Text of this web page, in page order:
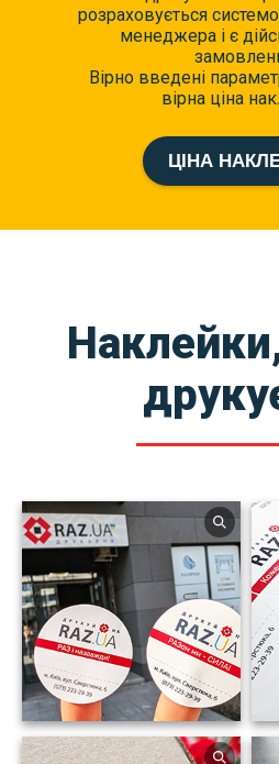
розраховується
менеджера і є
Вірно введені
вірна ціна
ЦІНА